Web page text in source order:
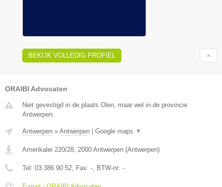
BEKIJK VOLLEDIG PROFIEL
ORAIBI Advocaten
Niet gevestigd in de plaats Olen, maar wel in de provincie
Antwerpen.
Antwerpen » Antwerpen Google maps ▼
Amerikalei 220/28, 2000 Antwerpen (Antwerpen)
Tel: 03 386 90 52, Fax: -, BTW-nr: -